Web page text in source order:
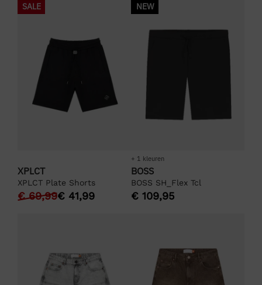
SALE
XPLCT
XPLCT Plate Shorts
€69,99€ 41,99
NEW
+ 1 kleuren
BOSS
BOSS SH_Flex Tcl
€ 109,95